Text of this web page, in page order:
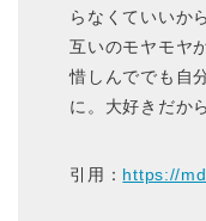
らなくていいか
互いのモヤモヤ
惜しんででも自
に。大好きだか
引用： https://